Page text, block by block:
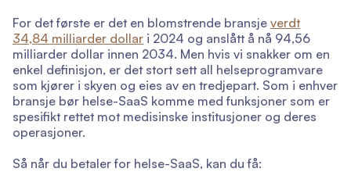
For det første er det en blomstrende bransje verdt
34,84 milliarder dollar i 2024 og anslått å nå 94,56
milliarder dollar innen 2034. Men hvis vi snakker om en
enkel definisjon, er det stort sett all helseprogramvare
som kjører i skyen og eies av en tredjepart. Som i enhver
bransje bør helse-SaaS komme med funksjoner som er
spesifikt rettet mot medisinske institusjoner og deres
operasjoner.
Så når du betaler for helse-SaaS, kan du få: